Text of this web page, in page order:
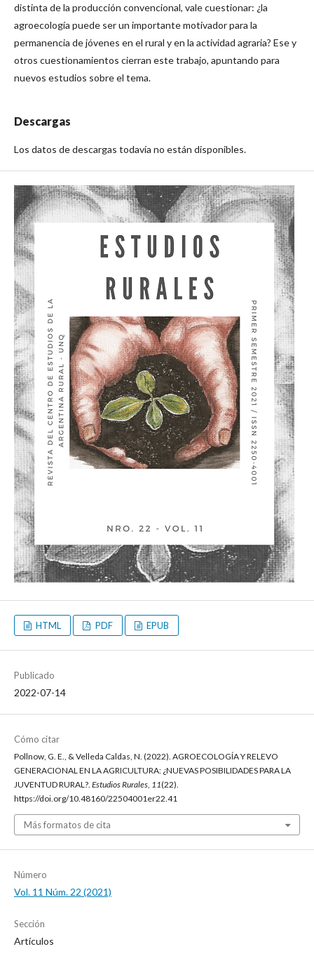
distinta de la producción convencional, vale cuestionar: ¿la
agroecología puede ser un importante motivador para la
permanencia de jóvenes en el rural y en la actividad agraria? Ese y
otros cuestionamientos cierran este trabajo, apuntando para
nuevos estudios sobre el tema.
Descargas
Los datos de descargas todavía no están disponibles.
HTML PDF EPUB
Publicado
2022-07-14
Cómo citar
Pollnow, G. E., & Velleda Caldas, N. (2022). AGROECOLOGÍA Y RELEVO
GENERACIONAL EN LA AGRICULTURA: ¿NUEVAS POSIBILIDADES PARA LA
JUVENTUD RURAL?. Estudios Rurales, 11(22).
https://doi.org/10.48160/22504001er22.41
Más formatos de cita
Número
Vol. 11 Núm. 22 (2021)
Sección
Artículos